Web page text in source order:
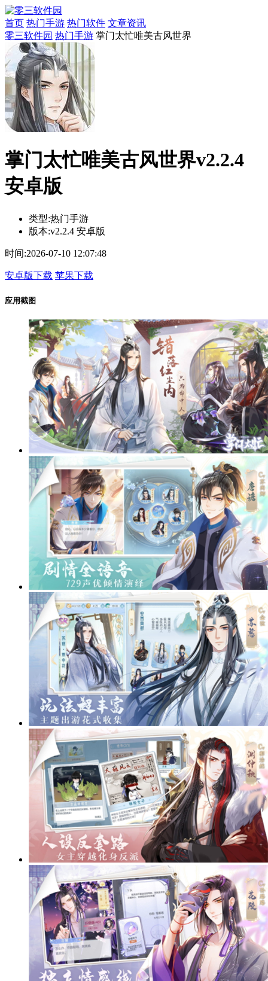
首页 热门手游 热门软件 文章资讯
零三软件园 热门手游 掌门太忙唯美古风世界
掌门太忙唯美古风世界v2.2.4
安卓版
类型:热门手游
版本:v2.2.4 安卓版
时间:2026-07-10 12:07:48
安卓版下载 苹果下载
应用截图